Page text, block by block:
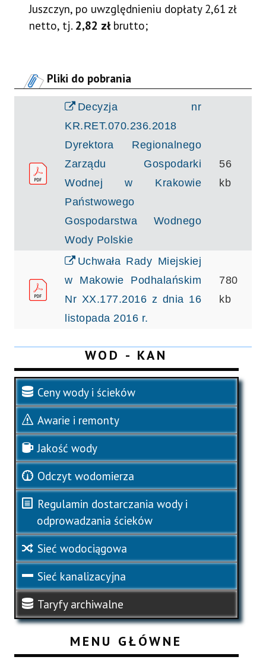
Juszczyn, po uwzględnieniu dopłaty 2,61 zł
netto, tj. 2,82 zł brutto;
Pliki do pobrania
Decyzja nr
KR.RET.070.236.2018
Dyrektora Regionalnego
Zarządu Gospodarki
Wodnej w Krakowie
Państwowego
Gospodarstwa Wodnego
Wody Polskie
56
kb
Uchwała Rady Miejskiej
w Makowie Podhalańskim
Nr XX.177.2016 z dnia 16
listopada 2016 r.
780
kb
WOD - KAN
Ceny wody i ścieków
Awarie i remonty
Jakość wody
Odczyt wodomierza
Regulamin dostarczania wody i
odprowadzania ścieków
Sieć wodociągowa
Sieć kanalizacyjna
Taryfy archiwalne
MENU GŁÓWNE